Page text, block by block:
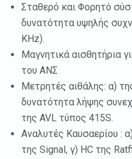
Σταθερό και Φορητό
δυνατότητα υψηλής
KHz).
Μαγνητικά αισθητήρια
του ΑΝΣ
Μετρητές αιθάλης: α)
δυνατότητα λήψης
της AVL τύπος 415S.
Αναλυτές Καυσαερίου :
της Signal, γ) HC της